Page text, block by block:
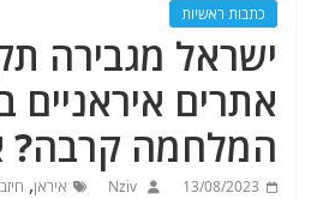
כתבות ראשיות
ישראל מגבירה
אתרים איראניים
המלחמה קרבה?
13/08/2023
Nziv איראן,